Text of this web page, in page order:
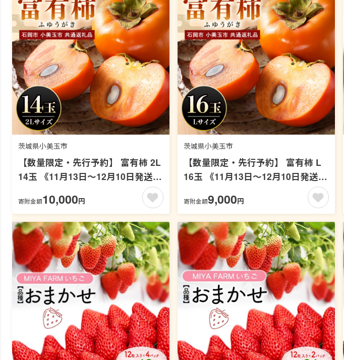
茨城県小美玉市
【数量限定・先行予約】 富有柿 2L
14玉 《11月13日〜12月10日発送予
定》 柿 かき カキ 果物 くだもの フ
ルーツ（石岡市 小美玉市 共通返礼
寄附金額10,000円
茨城県小美玉市
【数量限定・先行予約】 富有柿 L
16玉 《11月13日〜12月10日発送予
定》 柿 かき カキ 果物 くだもの フ
ルーツ（石岡市 小美玉市 共通返礼
寄附金額9,000円